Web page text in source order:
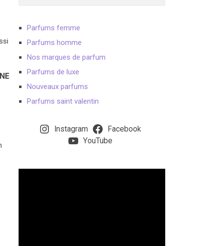
Parfums femme
Parfums homme
Nos marques de parfum
Parfums de luxe
Nouveaux parfums
Parfums saint valentin
Instagram
Facebook
YouTube